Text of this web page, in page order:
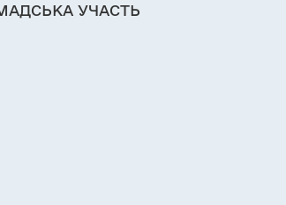
УЧАСТЬ